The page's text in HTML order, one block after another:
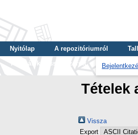
Nyitólap A repozitóriumról
Tallózás kulcsszó szerint
Tételek
Vissza
Export